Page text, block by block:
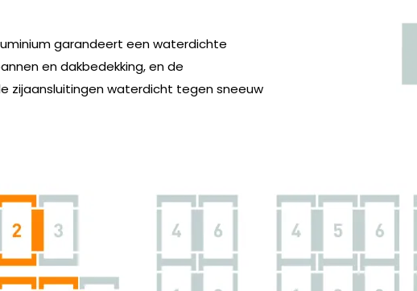
garandeert een waterdichte
en dakbedekking, en de
zijaansluitingen waterdicht tegen sneeuw